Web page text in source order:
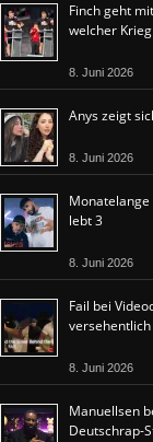
Finch geht
welcher
8. Juni 2026
Anys zeigt
8. Juni 2026
Monatelange
lebt 3
8. Juni 2026
Fail bei
8. Juni 2026
Manuellsen
Deutschrap-